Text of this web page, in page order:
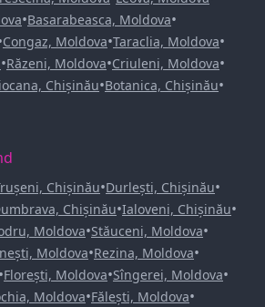
•Basarabeasca, Moldova•
Congaz, Moldova•Taraclia, Moldova•
•Răzeni, Moldova•Criuleni, Moldova•
Chișinău•Botanica, Chișinău•
Chișinău•Durlești, Chișinău•
Chișinău•Ialoveni, Chișinău•
Moldova•Stăuceni, Moldova•
Moldova•Rezina, Moldova•
•Florești, Moldova•Sîngerei, Moldova•
Moldova•Fălești, Moldova•